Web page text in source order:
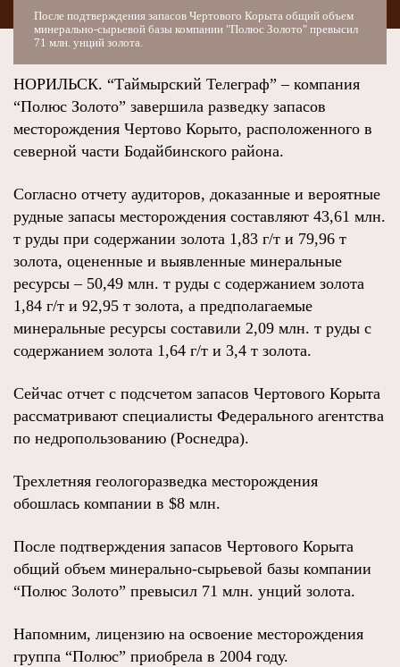
После подтверждения запасов Чертового Корыта общий объем
минерально-сырьевой базы компании "Полюс Золото" превысил
71 млн. унций золота.
НОРИЛЬСК. “Таймырский Телеграф” – компания
“Полюс Золото” завершила разведку запасов
месторождения Чертово Корыто, расположенного в
северной части Бодайбинского района.
Согласно отчету аудиторов, доказанные и вероятные
рудные запасы месторождения составляют 43,61 млн.
т руды при содержании золота 1,83 г/т и 79,96 т
золота, оцененные и выявленные минеральные
ресурсы – 50,49 млн. т руды с содержанием золота
1,84 г/т и 92,95 т золота, а предполагаемые
минеральные ресурсы составили 2,09 млн. т руды с
содержанием золота 1,64 г/т и 3,4 т золота.
Сейчас отчет с подсчетом запасов Чертового Корыта
рассматривают специалисты Федерального агентства
по недропользованию (Роснедра).
Трехлетняя геологоразведка месторождения
обошлась компании в $8 млн.
После подтверждения запасов Чертового Корыта
общий объем минерально-сырьевой базы компании
“Полюс Золото” превысил 71 млн. унций золота.
Напомним, лицензию на освоение месторождения
группа “Полюс” приобрела в 2004 году.